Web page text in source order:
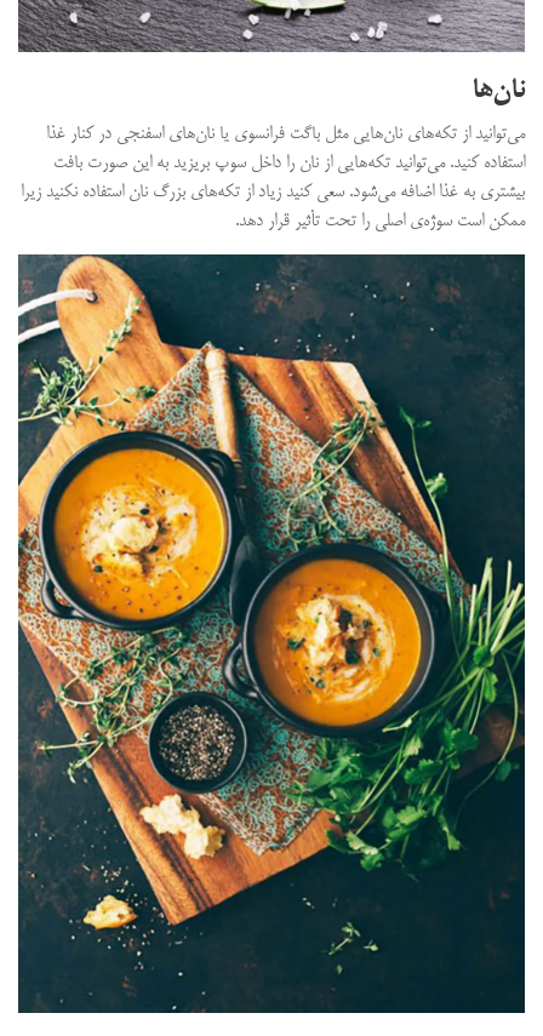
نان‌ها
می‌توانید از تکه‌های نان‌هایی مثل باگت فرانسوی یا نان‌های اسفنجی در کنار غذا
استفاده کنید. می‌توانید تکه‌هایی از نان را داخل سوپ بریزید به این صورت بافت
بیشتری به غذا اضافه می‌شود. سعی کنید زیاد از تکه‌های بزرگ نان استفاده نکنید زیرا
ممکن است سوژه‌ی اصلی را تحت تأثیر قرار دهد.